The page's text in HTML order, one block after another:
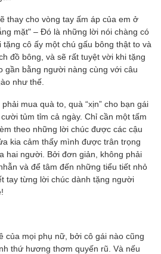
thay cho vòng tay ấm áp của em ở
mặt" – Đó là những lời nói chàng có
cô ấy một chú gấu bông thật to và
đồ bông, và sẽ rất tuyệt vời khi tặng
gần bằng người nàng cùng với câu
như thế.
mua quà to, quà “xịn” cho bạn gái
tủm tỉm cả ngày. Chỉ cần một tấm
theo những lời chúc được các cậu
kia cảm thấy mình được trân trọng
hai người. Bởi đơn giản, không phải
và để tâm đến những tiểu tiết nhỏ
tay từng lời chúc dành tặng người
của mọi phụ nữ, bởi cô gái nào cũng
thứ hương thơm quyến rũ. Và nếu